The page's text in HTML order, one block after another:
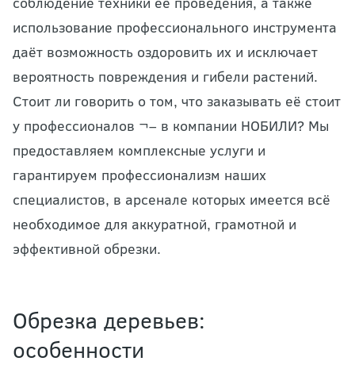
использование профессионального инструмента
даёт возможность оздоровить их и исключает
вероятность повреждения и гибели растений.
Стоит ли говорить о том, что заказывать её стоит
у профессионалов ¬– в компании НОБИЛИ? Мы
предоставляем комплексные услуги и
гарантируем профессионализм наших
специалистов, в арсенале которых имеется всё
необходимое для аккуратной, грамотной и
эффективной обрезки.
Обрезка деревьев:
особенности